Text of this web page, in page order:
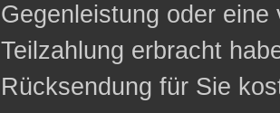
Gegenleistung oder
Teilzahlung erbracht
Rücksendung für Sie